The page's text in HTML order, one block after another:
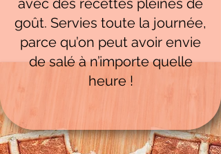
avec des recettes pleines de
goût. Servies toute la journée,
parce qu’on peut avoir envie
de salé à n’importe quelle
heure !